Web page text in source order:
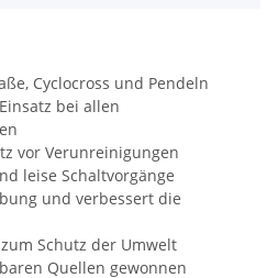
Cyclocross und Pendeln
bei allen
vor Verunreinigungen
leise Schaltvorgänge
und verbessert die
Schutz der Umwelt
Quellen gewonnen